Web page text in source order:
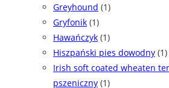
Greyhound (1)
Gryfonik (1)
Hawańczyk (1)
Hiszpański pies dowodny (1)
Irish soft coated wheaten
pszeniczny (1)